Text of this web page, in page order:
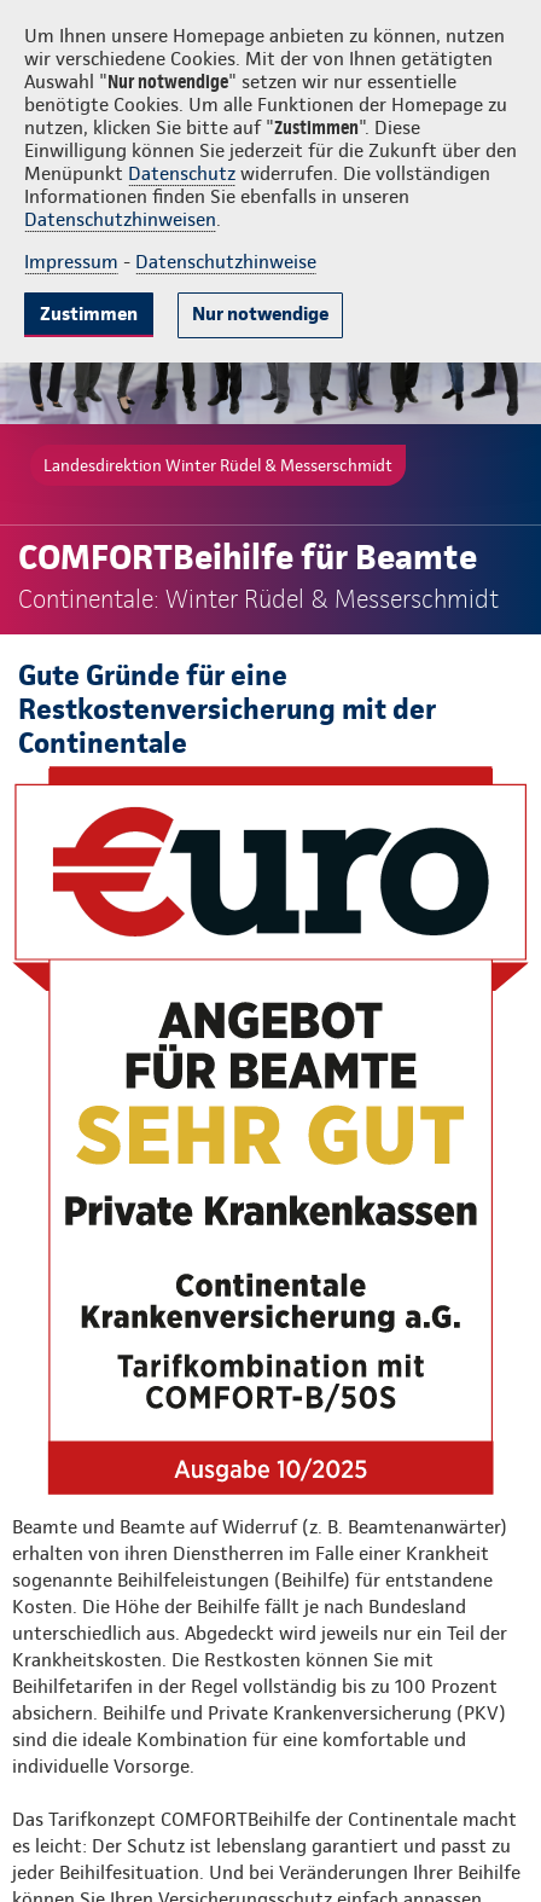
Um Ihnen unsere Homepage anbieten zu können, nutzen
wir verschiedene Cookies. Mit der von Ihnen getätigten
Auswahl "Nur notwendige" setzen wir nur essentielle
benötigte Cookies. Um alle Funktionen der Homepage zu
nutzen, klicken Sie bitte auf "Zustimmen". Diese
Einwilligung können Sie jederzeit für die Zukunft über den
Menüpunkt Datenschutz widerrufen. Die vollständigen
Informationen finden Sie ebenfalls in unseren
Datenschutzhinweisen.
Impressum - Datenschutzhinweise
Zustimmen Nur notwendige
Winter Rüdel & Messerschmidt Login
Gute Gründe Tarife & Leistungen Wissenswertes Beratung &
Landesdirektion Winter Rüdel & Messerschmidt
COMFORTBeihilfe für Beamte
Continentale: Winter Rüdel & Messerschmidt
Gute Gründe für eine
Restkostenversicherung mit der
Continentale
Beamte und Beamte auf Widerruf (z. B. Beamtenanwärter)
erhalten von ihren Dienstherren im Falle einer Krankheit
sogenannte Beihilfeleistungen (Beihilfe) für entstandene
Kosten. Die Höhe der Beihilfe fällt je nach Bundesland
unterschiedlich aus. Abgedeckt wird jeweils nur ein Teil der
Krankheitskosten. Die Restkosten können Sie mit
Beihilfetarifen in der Regel vollständig bis zu 100 Prozent
absichern. Beihilfe und Private Krankenversicherung (PKV)
sind die ideale Kombination für eine komfortable und
individuelle Vorsorge.
Das Tarifkonzept COMFORTBeihilfe der Continentale macht
es leicht: Der Schutz ist lebenslang garantiert und passt zu
jeder Beihilfesituation. Und bei Veränderungen Ihrer Beihilfe